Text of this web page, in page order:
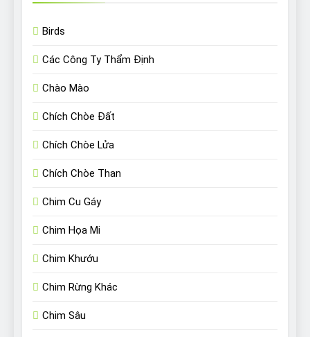
Birds
Các Công Ty Thẩm Định
Chào Mào
Chích Chòe Đất
Chích Chòe Lửa
Chích Chòe Than
Chim Cu Gáy
Chim Họa Mi
Chim Khướu
Chim Rừng Khác
Chim Sâu